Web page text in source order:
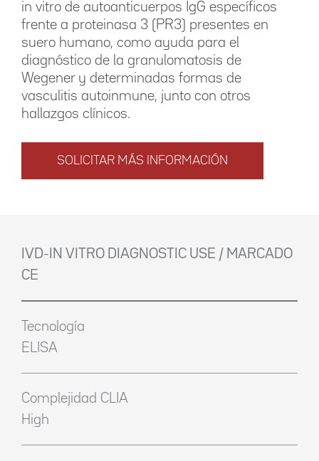
in vitro de autoanticuerpos IgG específicos
frente a proteinasa 3 (PR3) presentes en
suero humano, como ayuda para el
diagnóstico de la granulomatosis de
Wegener y determinadas formas de
vasculitis autoinmune, junto con otros
hallazgos clínicos.
SOLICITAR MÁS INFORMACIÓN
IVD-IN VITRO DIAGNOSTIC USE / MARCADO
CE
Tecnología
ELISA
Complejidad CLIA
High